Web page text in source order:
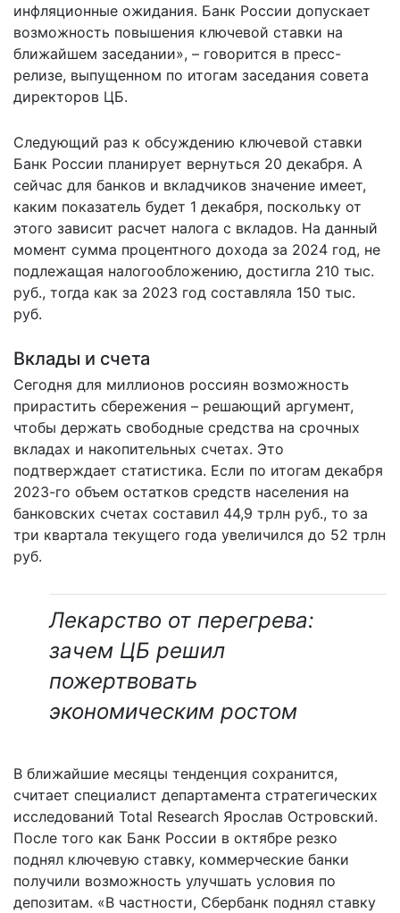
инфляционные ожидания. Банк России допускает
возможность повышения ключевой ставки на
ближайшем заседании», – говорится в пресс-
релизе, выпущенном по итогам заседания совета
директоров ЦБ.
Следующий раз к обсуждению ключевой ставки
Банк России планирует вернуться 20 декабря. А
сейчас для банков и вкладчиков значение имеет,
каким показатель будет 1 декабря, поскольку от
этого зависит расчет налога с вкладов. На данный
момент сумма процентного дохода за 2024 год, не
подлежащая налогообложению, достигла 210 тыс.
руб., тогда как за 2023 год составляла 150 тыс.
руб.
Вклады и счета
Сегодня для миллионов россиян возможность
прирастить сбережения – решающий аргумент,
чтобы держать свободные средства на срочных
вкладах и накопительных счетах. Это
подтверждает статистика. Если по итогам декабря
2023-го объем остатков средств населения на
банковских счетах составил 44,9 трлн руб., то за
три квартала текущего года увеличился до 52 трлн
руб.
Лекарство от перегрева:
зачем ЦБ решил
пожертвовать
экономическим ростом
В ближайшие месяцы тенденция сохранится,
считает специалист департамента стратегических
исследований Total Research Ярослав Островский.
После того как Банк России в октябре резко
поднял ключевую ставку, коммерческие банки
получили возможность улучшать условия по
депозитам. «В частности, Сбербанк поднял ставку